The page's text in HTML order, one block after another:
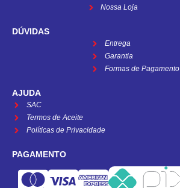
Nossa Loja
DÚVIDAS
Entrega
Garantia
Formas de Pagamento
AJUDA
SAC
Termos de Aceite
Políticas de Privacidade
PAGAMENTO